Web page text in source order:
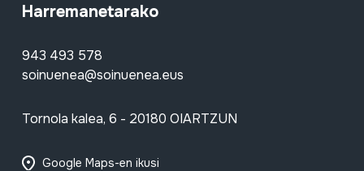
Harremanetarako
943 493 578
soinuenea@soinuenea.eus
Tornola kalea, 6 - 20180 OIARTZUN
Google Maps-en ikusi